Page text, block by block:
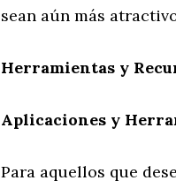
sean aún más
Herramientas y
Aplicaciones y
Para aquellos que